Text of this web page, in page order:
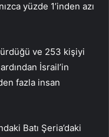
yüzde 1’inden azı
ve 253 kişiyi
ardından İsrail’in
fazla insan
Batı Şeria’daki